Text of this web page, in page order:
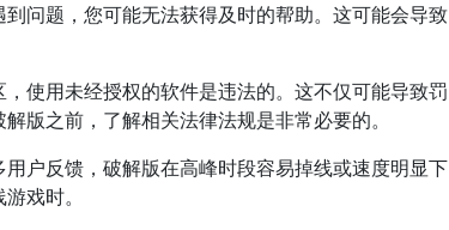
问题，您可能无法获得及时的帮助。这可能会导致
使用未经授权的软件是违法的。这不仅可能导致罚
版之前，了解相关法律法规是非常必要的。
户反馈，破解版在高峰时段容易掉线或速度明显下
戏时。